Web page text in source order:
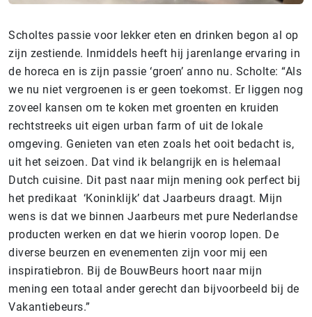
Scholtes passie voor lekker eten en drinken begon al op
zijn zestiende. Inmiddels heeft hij jarenlange ervaring in
de horeca en is zijn passie ‘groen’ anno nu. Scholte: “Als
we nu niet vergroenen is er geen toekomst. Er liggen nog
zoveel kansen om te koken met groenten en kruiden
rechtstreeks uit eigen urban farm of uit de lokale
omgeving. Genieten van eten zoals het ooit bedacht is,
uit het seizoen. Dat vind ik belangrijk en is helemaal
Dutch cuisine. Dit past naar mijn mening ook perfect bij
het predikaat ‘Koninklijk’ dat Jaarbeurs draagt. Mijn
wens is dat we binnen Jaarbeurs met pure Nederlandse
producten werken en dat we hierin voorop lopen. De
diverse beurzen en evenementen zijn voor mij een
inspiratiebron. Bij de BouwBeurs hoort naar mijn
mening een totaal ander gerecht dan bijvoorbeeld bij de
Vakantiebeurs.”